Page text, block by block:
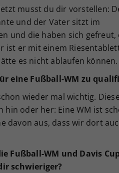
musst du dir vorstellen:
und der Vater sitzt im
und die haben sich gefreut,
ist er mit einem
es nicht ablaufen können.
eine Fußball-WM zu
wieder mal wichtig. Diese
hin oder her: Eine WM ist
davon aus, dass wir dort
Fußball-WM und Davis
schwieriger?